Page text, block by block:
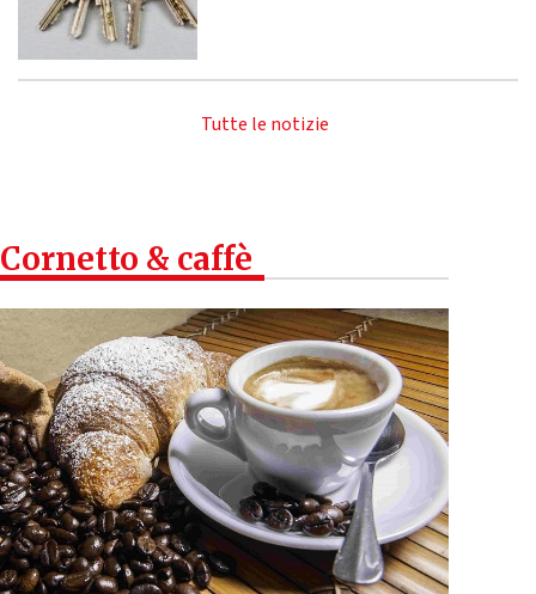
Tutte le notizie
Cornetto & caffè